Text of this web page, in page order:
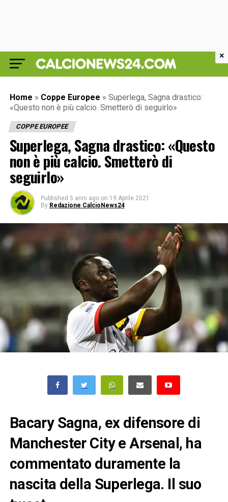
Home » Coppe Europee » Superlega, Sagna drastico:
«Questo non è più calcio. Smetterò di seguirlo»
COPPE EUROPEE
Superlega, Sagna drastico: «Questo
non è più calcio. Smetterò di
seguirlo»
Published 5 anni ago on 19 Aprile 2021
By Redazione CalcioNews24
Bacary Sagna, ex difensore di
Manchester City e Arsenal, ha
commentato duramente la
nascita della Superlega. Il suo
×